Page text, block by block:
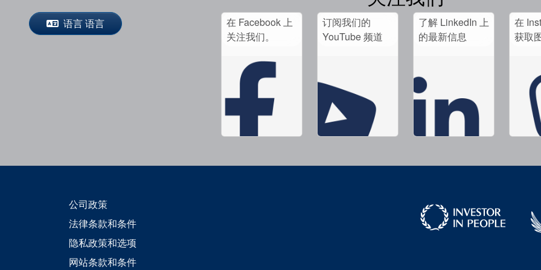
语言 语言
在 Facebook 上
关注我们。
订阅我们的
YouTube 频道
了解 LinkedIn 上
的最新信息
在
获取
公司政策
法律条款和条件
隐私政策和选项
网站条款和条件